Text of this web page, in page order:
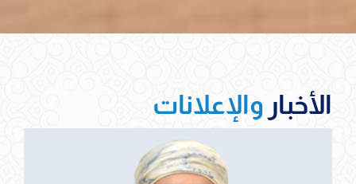
الأخبار والإعلانات